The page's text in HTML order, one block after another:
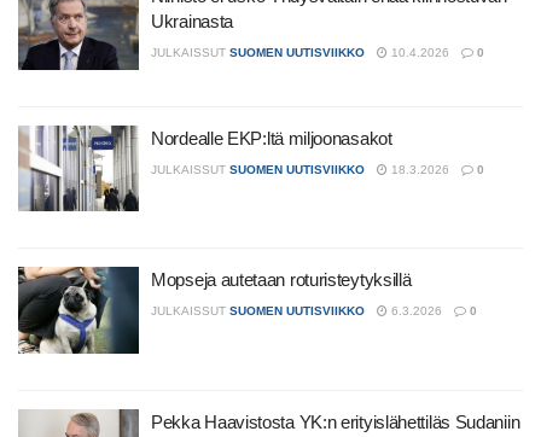
Ukrainasta
JULKAISSUT SUOMEN UUTISVIIKKO 10.4.2026 0
Nordealle EKP:ltä miljoonasakot
JULKAISSUT SUOMEN UUTISVIIKKO 18.3.2026 0
Mopseja autetaan roturisteytyksillä
JULKAISSUT SUOMEN UUTISVIIKKO 6.3.2026 0
Pekka Haavistosta YK:n erityislähettiläs Sudaniin